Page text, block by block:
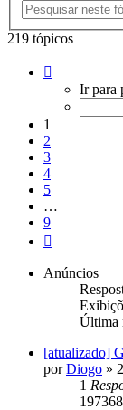
219 tópicos
Ir para
1
2
3
4
5
…
9
Anúncios
Última
[atualizado]
porDiogo »
1
197368